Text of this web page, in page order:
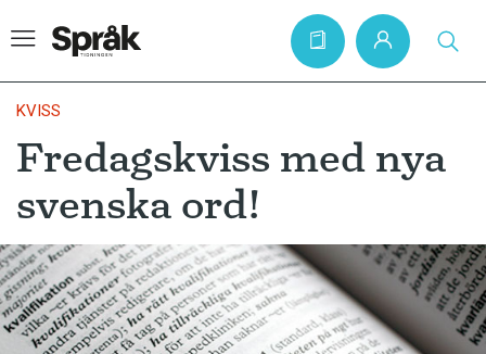
Hem
Artiklar
Krönikor
Språkfrågor
Skrivtips
KVISS
Fredagskviss med nya
svenska ord!